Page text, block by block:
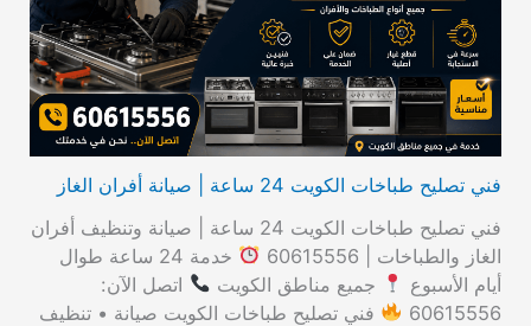
فني تصليح طباخات الكويت 24 ساعة | صيانة أفران الغاز
فني تصليح طباخات الكويت 24 ساعة | صيانة وتنظيف أفران
الغاز والطباخات | 60615556
خدمة 24 ساعة طوال
أيام الأسبوع
جميع مناطق الكويت
اتصل الآن:
60615556
فني تصليح طباخات الكويت صيانة • تنظيف